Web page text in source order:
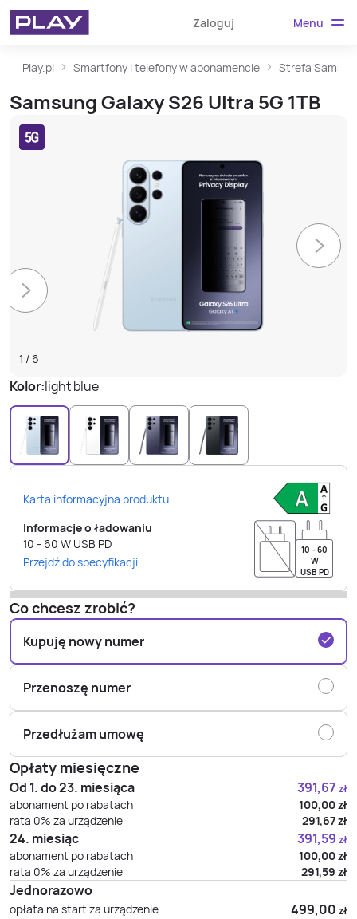
Zaloguj Menu
Play.pl Smartfony i telefony w abonamencie Strefa
Samsung Galaxy S26 Ultra 5G 1TB
1 / 6
Kolor:light blue
Karta informacyjna produktu
Informacje o ładowaniu
10 - 60 W USB PD
Przejdź do specyfikacji
10 - 60
W
USB PD
Co chcesz zrobić?
Kupuję nowy numer
Przenoszę numer
Przedłużam umowę
Opłaty miesięczne
Od 1. do 23. miesiąca 391,67 zł
abonament po rabatach 100,00zł
rata 0% za urządzenie
291,67zł
24. miesiąc 391,59 zł
abonament po rabatach 100,00zł
rata 0% za urządzenie
291,59 zł
Jednorazowo
opłata na start za urządzenie 499,00 zł